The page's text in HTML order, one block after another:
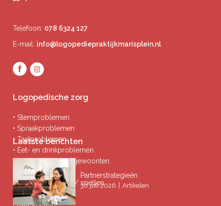
Telefoon: 078 6324 127
E-mail: info@logopediepraktijkmarisplein.nl
Logopedische zorg
• Stemproblemen
• Spraakproblemen
• Taalproblemen
• Eet- en drinkproblemen
• Afwijkende mondgewoonten
• Ademproblemen
• Problemen lezen / spellen
Laatste berichten
Partnerstrategieën
30 juli 2026 Artikelen